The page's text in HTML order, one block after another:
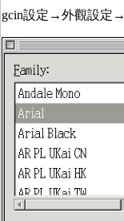
gcin設定→外觀設定